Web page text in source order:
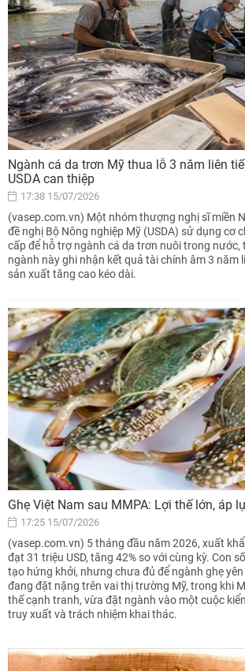
Ngành cá da trơn Mỹ thua lỗ 3 năm liên
USDA can thiệp
17:38 15/07/2026
(vasep.com.vn) Một nhóm thượng nghị sĩ miền
đề nghị Bộ Nông nghiệp Mỹ (USDA) sử dụng cơ
cấp để hỗ trợ ngành cá da trơn nuôi trong nước,
ngành này ghi nhận kết quả tài chính âm 3 năm
sản xuất tăng cao kéo dài.
Ghẹ Việt Nam sau MMPA: Lợi thế lớn, áp
17:25 15/07/2026
(vasep.com.vn) 5 tháng đầu năm 2026, xuất
đạt 31 triệu USD, tăng 42% so với cùng kỳ. Con
tạo hứng khởi, nhưng chưa đủ để ngành ghẹ
đang đặt nặng trên vai thị trường Mỹ, trong khi
thế cạnh tranh, vừa đặt ngành vào một cuộc
truy xuất và trách nhiệm khai thác.